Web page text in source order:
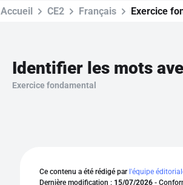
Accueil CE2 Français Exercice
Identifier les mots
Exercice fondamental
Ce contenu a été rédigé par l'équipe
Dernière modification : 15/07/2026 -